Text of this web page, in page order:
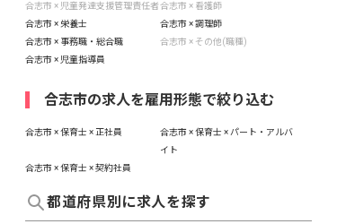
合志市 × 児童発達支援管理責任者合志市 × 看護師
合志市 × 栄養士
合志市 × 調理師
合志市 × 事務職・総合職
合志市 × その他(職種)
合志市 × 児童指導員
合志市の求人を雇用形態で絞り込む
合志市 × 保育士 × 正社員
合志市 × 保育士 × パート・アルバ
イト
合志市 × 保育士 × 契約社員
都道府県別に求人を探す